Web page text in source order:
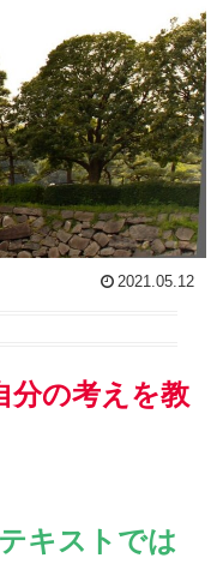
2021.05.12
分の考えを教
キストでは